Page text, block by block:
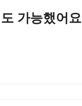
가능했어요